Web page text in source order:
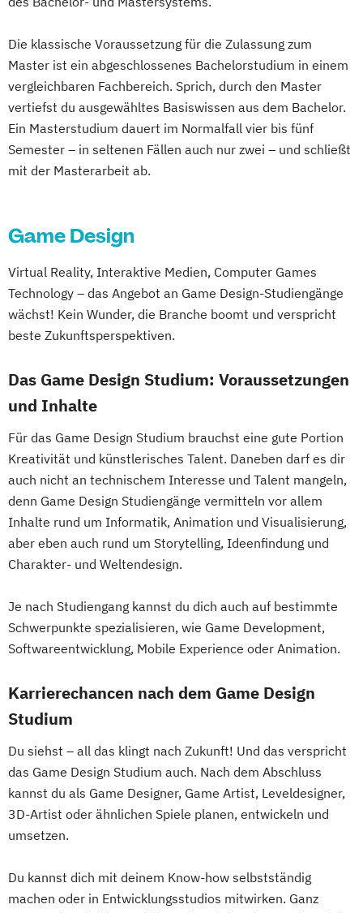
Werbung und Markenführung
Medieninformatik
Medientechnologie
Online-Redakteur
Produktdesign und Prozessentwicklung
Die klassische Voraussetzung für die Zulassung zum
Master ist ein abgeschlossenes Bachelorstudium in einem
vergleichbaren Fachbereich. Sprich, durch den Master
vertiefst du ausgewähltes Basiswissen aus dem Bachelor.
Ein Masterstudium dauert im Normalfall vier bis fünf
Semester – in seltenen Fällen auch nur zwei – und schließt
mit der Masterarbeit ab.
Game Design
Virtual Reality, Interaktive Medien, Computer Games
Technology – das Angebot an Game Design-Studiengänge
wächst! Kein Wunder, die Branche boomt und verspricht
beste Zukunftsperspektiven.
Das Game Design Studium: Voraussetzungen
und Inhalte
Für das Game Design Studium brauchst eine gute Portion
Kreativität und künstlerisches Talent. Daneben darf es dir
auch nicht an technischem Interesse und Talent mangeln,
denn Game Design Studiengänge vermitteln vor allem
Inhalte rund um Informatik, Animation und Visualisierung,
aber eben auch rund um Storytelling, Ideenfindung und
Charakter- und Weltendesign.
Je nach Studiengang kannst du dich auch auf bestimmte
Schwerpunkte spezialisieren, wie Game Development,
Softwareentwicklung, Mobile Experience oder Animation.
Karrierechancen nach dem Game Design
Studium
Du siehst – all das klingt nach Zukunft! Und das verspricht
das Game Design Studium auch. Nach dem Abschluss
kannst du als Game Designer, Game Artist, Leveldesigner,
3D-Artist oder ähnlichen Spiele planen, entwickeln und
umsetzen.
Du kannst dich mit deinem Know-how selbstständig
machen oder in Entwicklungsstudios mitwirken. Ganz